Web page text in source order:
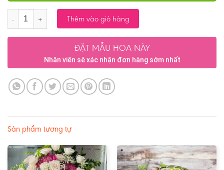
Số lượng Thêm vào giỏ hàng
ĐẶT MẪU HOA NÀY
Nhân viên sẽ xác nhận đơn hàng sớm nhất
Sản phẩm tương tự